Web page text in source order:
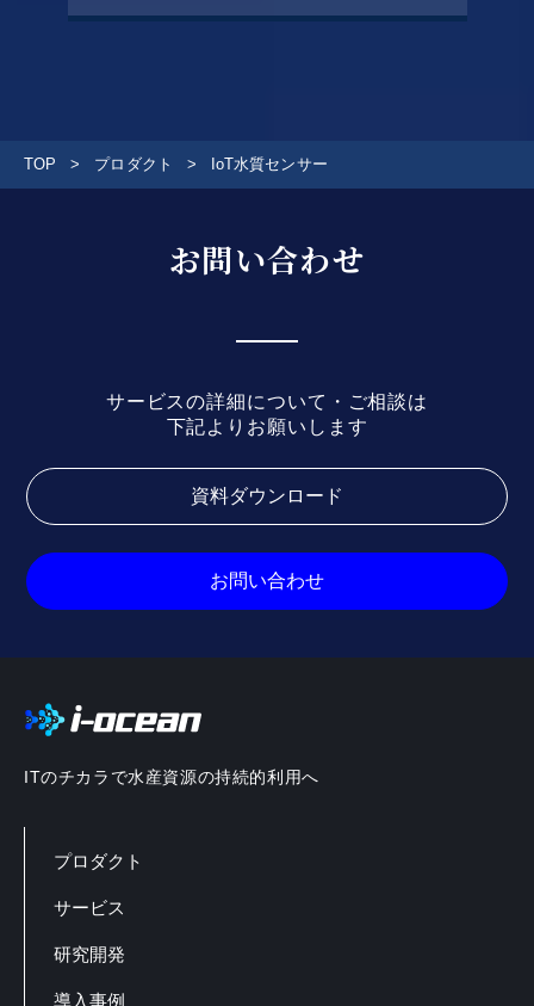
TOP プロダクト IoT水質センサー
お問い合わせ
サービスの詳細について・ご相談は
下記よりお願いします
資料ダウンロード
お問い合わせ
ITのチカラで水産資源の持続的利用へ
プロダクト
サービス
研究開発
導入事例